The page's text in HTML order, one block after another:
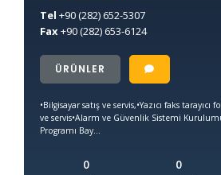
Tel +90(282) 652-5307
Fax+90(282) 653-6124
ÜRÜNLER
•Bilgisayar satış ve servis,•Yazıcı faks
ve servis•Alarm ve Güvenlik Sistemi
Programı Bay...
0 0